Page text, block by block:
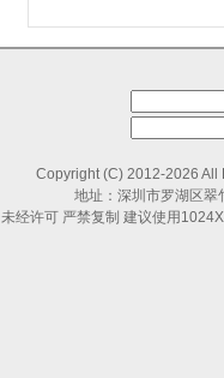
Copyright (C) 2012-2026
地址：深圳市罗湖区
未经许可 严禁复制 建议使用